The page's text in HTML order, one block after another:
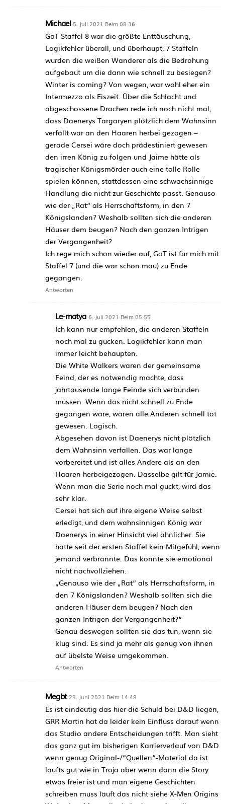
Michael 5. Juli 2021 Beim 08:36
GoT Staffel 8 war die größte Enttäuschung,
Logikfehler überall, und überhaupt, 7 Staffeln
wurden die weißen Wanderer als die Bedrohung
aufgebaut um die dann wie schnell zu besiegen?
Winter is coming? Von wegen, war wohl eher ein
Intermezzo als Eiszeit. Über die Schlacht und
abgeschossene Drachen rede ich noch nicht mal,
dass Daenerys Targaryen plötzlich dem Wahnsinn
verfällt war an den Haaren herbei gezogen –
gerade Cersei wäre doch prädestiniert gewesen
den irren König zu folgen und Jaime hätte als
tragischer Königsmörder auch eine tolle Rolle
spielen können, stattdessen eine schwachsinnige
Handlung die nicht zur Geschichte passt. Genauso
wie der „Rat“ als Herrschaftsform, in den 7
Königslanden? Weshalb sollten sich die anderen
Häuser dem beugen? Nach den ganzen Intrigen
der Vergangenheit?
Ich rege mich schon wieder auf, GoT ist für mich mit
Staffel 7 (und die war schon mau) zu Ende
gegangen.
Antworten
Le-matya 6. Juli 2021 Beim 05:55
Ich kann nur empfehlen, die anderen Staffeln
noch mal zu gucken. Logikfehler kann man
immer leicht behaupten.
Die White Walkers waren der gemeinsame
Feind, der es notwendig machte, dass
jahrtausende lange Feinde sich verbünden
müssen. Wenn das nicht schnell zu Ende
gegangen wäre, wären alle Anderen schnell tot
gewesen. Logisch.
Abgesehen davon ist Daenerys nicht plötzlich
dem Wahnsinn verfallen. Das war lange
vorbereitet und ist alles Andere als an den
Haaren herbeigezogen. Dasselbe gilt für Jamie.
Wenn man die Serie noch mal guckt, wird das
sehr klar.
Cersei hat sich auf ihre eigene Weise selbst
erledigt, und dem wahnsinnigen König war
Daenerys in einer Hinsicht viel ähnlicher. Sie
hatte seit der ersten Staffel kein Mitgefühl, wenn
jemand verbrannte. Das konnte sie emotional
nicht nachvollziehen.
„Genauso wie der „Rat“ als Herrschaftsform, in
den 7 Königslanden? Weshalb sollten sich die
anderen Häuser dem beugen? Nach den
ganzen Intrigen der Vergangenheit?“
Genau deswegen sollten sie das tun, wenn sie
klug sind. Es sind ja mehr als genug von ihnen
auf übelste Weise umgekommen.
Antworten
Megbt 29. Juni 2021 Beim 14:48
Es ist eindeutig das hier die Schuld bei D&D liegen,
GRR Martin hat da leider kein Einfluss darauf wenn
das Studio andere Entscheidungen trifft. Man sieht
das ganz gut im bisherigen Karrierverlauf von D&D
wenn genug Original-/“Quellen“-Material da ist
läufts gut wie in Troja aber wenn dann die Story
etwas freier ist und man eigene Geschichten
schreiben muss läuft das nicht siehe X-Men Origins